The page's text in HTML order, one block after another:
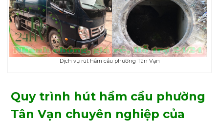
Dịch vụ rút hầm cầu phường Tân Vạn
Quy trình hút hầm cầu phường
Tân Vạn chuyên nghiệp của